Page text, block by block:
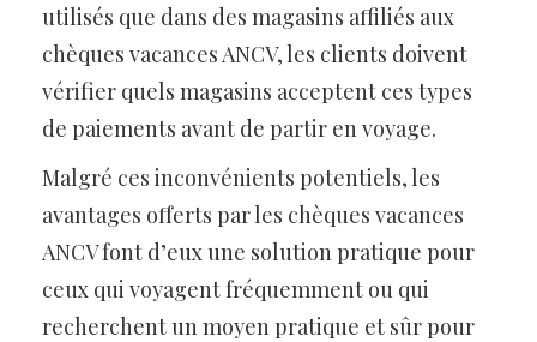
utilisés que dans des magasins affiliés aux
chèques vacances ANCV, les clients doivent
vérifier quels magasins acceptent ces types
de paiements avant de partir en voyage.
Malgré ces inconvénients potentiels, les
avantages offerts par les chèques vacances
ANCV font d’eux une solution pratique pour
ceux qui voyagent fréquemment ou qui
recherchent un moyen pratique et sûr pour